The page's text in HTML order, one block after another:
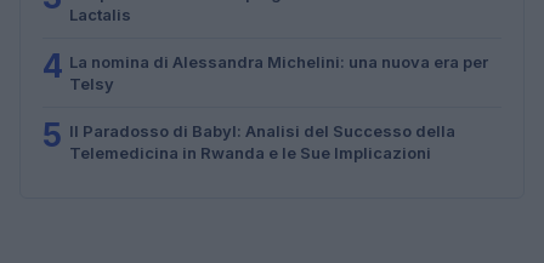
Lactalis
4 La nomina di Alessandra Michelini: una nuova era per
Telsy
5 Il Paradosso di Babyl: Analisi del Successo della
Telemedicina in Rwanda e le Sue Implicazioni